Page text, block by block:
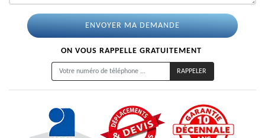
ON VOUS RAPPELLE GRATUITEMENT